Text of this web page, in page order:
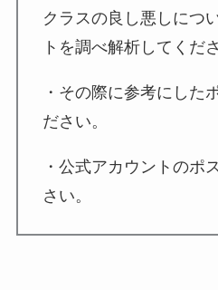
クラスの良し悪しにつ
トを調べ解析してくだ
・その際に参考にした
ださい。
・公式アカウントのポ
さい。